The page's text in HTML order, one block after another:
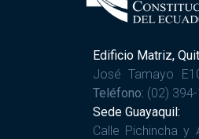
Edificio Matriz,
José Tamayo
Teléfono: (02)
Sede Guayaquil:
Calle Pichincha y